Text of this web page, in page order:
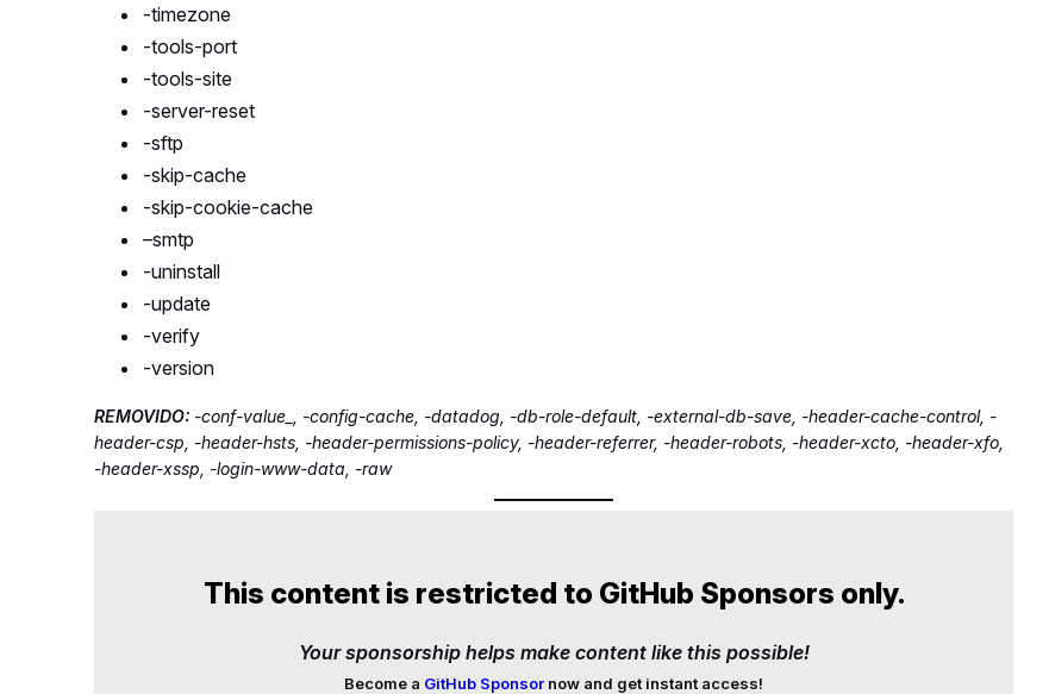
-timezone
-tools-port
-tools-site
-server-reset
-sftp
-skip-cache
-skip-cookie-cache
–smtp
-uninstall
-update
-verify
-version
REMOVIDO: -conf-value_, -config-cache, -datadog, -db-role-default, -external-db-save, -header-cache-control, -
header-csp, -header-hsts, -header-permissions-policy, -header-referrer, -header-robots, -header-xcto, -header-xfo,
-header-xssp, -login-www-data, -raw
This content is restricted to GitHub Sponsors only.
Your sponsorship helps make content like this possible!
Become a GitHub Sponsor now and get instant access!